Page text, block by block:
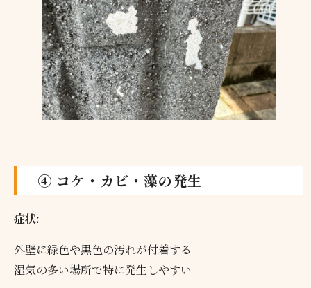
④ コケ・カビ・藻の発生
症状:
外壁に緑色や黒色の汚れが付着する
湿気の多い場所で特に発生しやすい